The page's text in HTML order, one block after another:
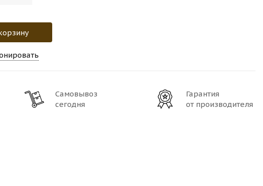
Самовывоз
сегодня
Гарантия
от производителя